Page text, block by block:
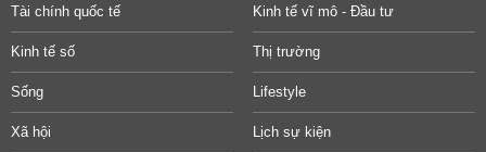
Tài chính quốc tế Kinh tế vĩ mô - Đầu tư
Kinh tế số Thị trường
Sống Lifestyle
Xã hội Lịch sự kiện